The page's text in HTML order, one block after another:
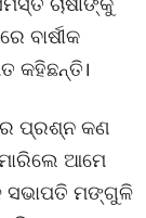
ବାର୍ଷୀକ
କହିଛନ୍ତି।
ପ୍ରଶ୍ନ କଣ
ଆମେ
ସଭାପତି ମଙ୍ଗୁଳି